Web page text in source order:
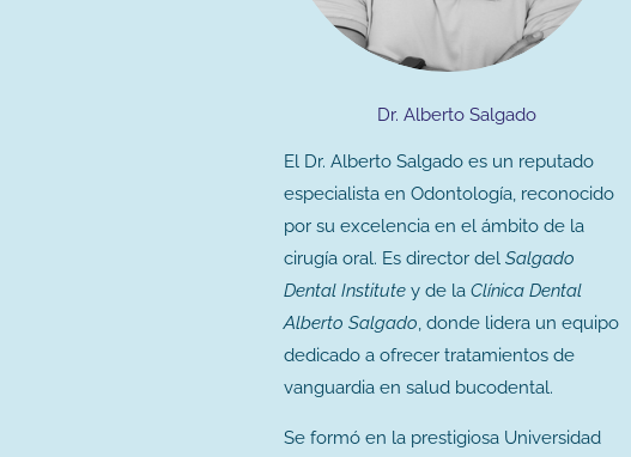
Dr. Alberto Salgado
El Dr. Alberto Salgado es un reputado
especialista en Odontología, reconocido
por su excelencia en el ámbito de la
cirugía oral. Es director del Salgado
Dental Institute y de la Clínica Dental
Alberto Salgado, donde lidera un equipo
dedicado a ofrecer tratamientos de
vanguardia en salud bucodental.
Se formó en la prestigiosa Universidad